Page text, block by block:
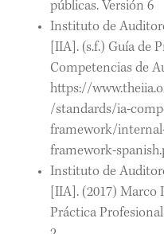
públicas. Versión 6
Instituto de
[IIA]. (s.f.) Guía de
Competencias de
https://
/standards/ia-
framework/
framework-
Instituto de
[IIA]. (2017) Marco
Práctica